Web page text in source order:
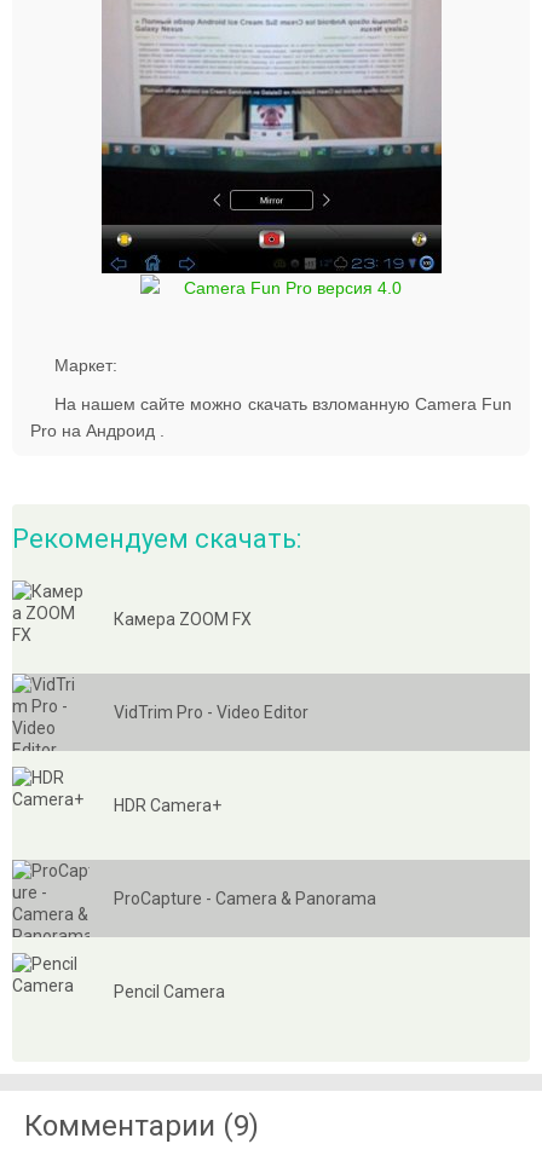
Маркет:
На нашем сайте можно скачать взломанную Camera Fun
Pro на Андроид .
Рекомендуем скачать:
Камера ZOOM FX
VidTrim Pro - Video Editor
HDR Camera+
ProCapture - Camera & Panorama
Pencil Camera
Комментарии (9)